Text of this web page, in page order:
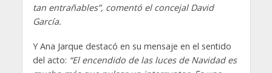
tan entrañables”, comentó el concejal David
García.
Y Ana Jarque destacó en su mensaje en el sentido
del acto: “El encendido de las luces de Navidad es